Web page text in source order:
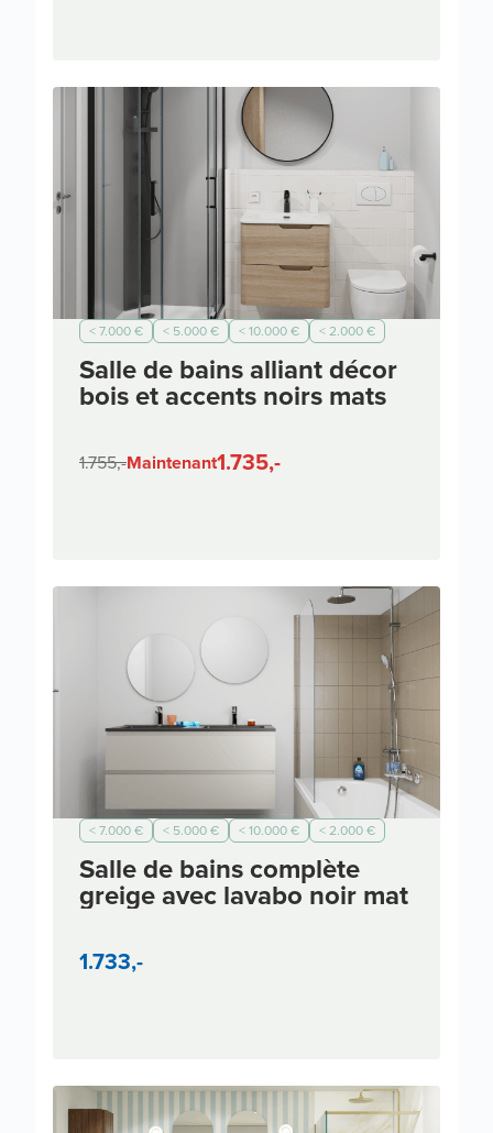
< 7.000 € < 5.000 € < 10.000 € < 2.000 €
Salle de bains alliant décor
bois et accents noirs mats
1.755,-Maintenant1.735,-
< 7.000 € < 5.000 € < 10.000 € < 2.000 €
Salle de bains complète
greige avec lavabo noir mat
1.733,-